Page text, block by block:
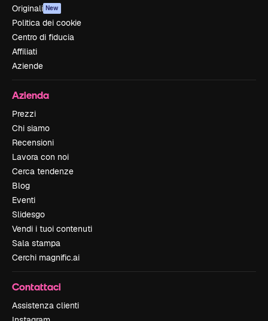
Originali New
Politica dei cookie
Centro di fiducia
Affiliati
Aziende
Azienda
Prezzi
Chi siamo
Recensioni
Lavora con noi
Cerca tendenze
Blog
Eventi
Slidesgo
Vendi i tuoi contenuti
Sala stampa
Cerchi magnific.ai
Contattaci
Assistenza clienti